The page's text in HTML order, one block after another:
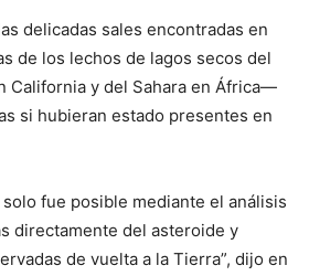
delicadas sales encontradas en
de los lechos de lagos secos del
California y del Sahara en África—
si hubieran estado presentes en
fue posible mediante el análisis
directamente del asteroide y
de vuelta a la Tierra”, dijo en